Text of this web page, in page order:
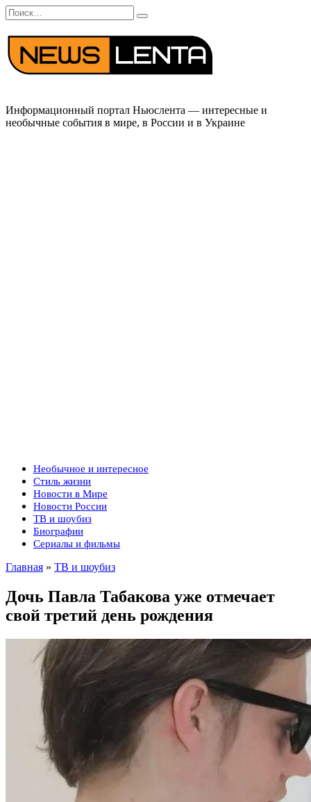
Перейти
к
содержанию
Search
for:
Информационный портал Ньюслента — интересные и
необычные события в мире, в России и в Украине
Необычное и интересное
Стиль жизни
Новости в Мире
Новости России
ТВ и шоубиз
Биографии
Сериалы и фильмы
Главная » ТВ и шоубиз
Дочь Павла Табакова уже отмечает
свой третий день рождения